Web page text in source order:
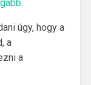
úgy, hogy a
a
a